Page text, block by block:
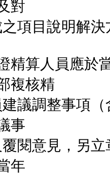
對
項目說明解決
精算人員應於
複核精
議調整事項（
事
閱意見，另立
年